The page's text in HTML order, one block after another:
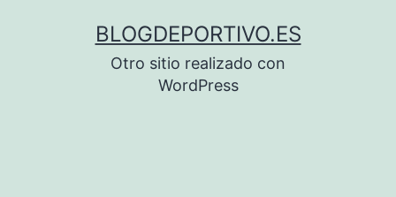
BLOGDEPORTIVO.ES
Otro sitio realizado con
WordPress